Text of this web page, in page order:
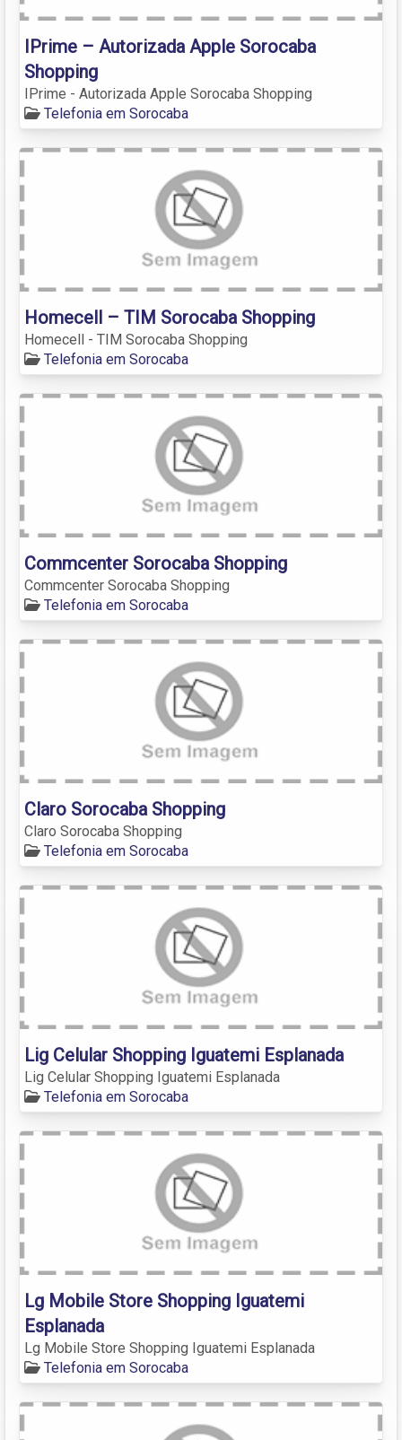
IPrime – Autorizada Apple Sorocaba
Shopping
IPrime - Autorizada Apple Sorocaba Shopping
Telefonia em Sorocaba
Homecell – TIM Sorocaba Shopping
Homecell - TIM Sorocaba Shopping
Telefonia em Sorocaba
Commcenter Sorocaba Shopping
Commcenter Sorocaba Shopping
Telefonia em Sorocaba
Claro Sorocaba Shopping
Claro Sorocaba Shopping
Telefonia em Sorocaba
Lig Celular Shopping Iguatemi Esplanada
Lig Celular Shopping Iguatemi Esplanada
Telefonia em Sorocaba
Lg Mobile Store Shopping Iguatemi
Esplanada
Lg Mobile Store Shopping Iguatemi Esplanada
Telefonia em Sorocaba